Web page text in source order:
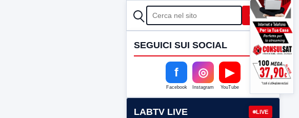
CERCA Cerca
SEGUICI SUI SOCIAL
f
Facebook
◎
Instagram
▶
YouTube
LABTV LIVE LIVE